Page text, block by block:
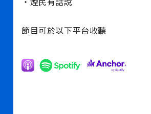
節目可於以下平台收聽